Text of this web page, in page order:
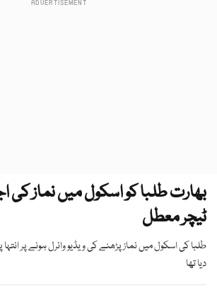
بھارت طلبا کو اسکول میں نماز کی
ٹیچر معطل
طلبا کی اسکول میں نماز پڑھنے کی ویڈیو وائرل ہونے پر
دیا تھا